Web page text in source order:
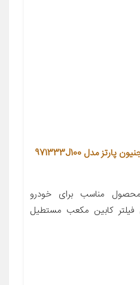
فیلتر کابین خودرو هیوندای جنیون پارتز مدل 971333J100
مناسب برای خودرو
فیلتر کابین مکعب مستطیل